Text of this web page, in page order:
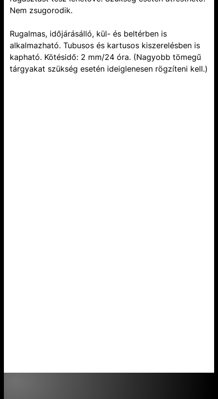
Nem zsugorodik.
Rugalmas, időjárásálló, kül- és beltérben is
alkalmazható. Tubusos és kartusos kiszerelésben is
kapható. Kötésidő: 2 mm/24 óra. (Nagyobb tömegű
tárgyakat szükség esetén ideiglenesen rögzíteni kell.)